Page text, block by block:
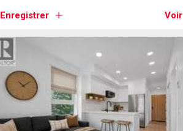
Enregistrer Voir